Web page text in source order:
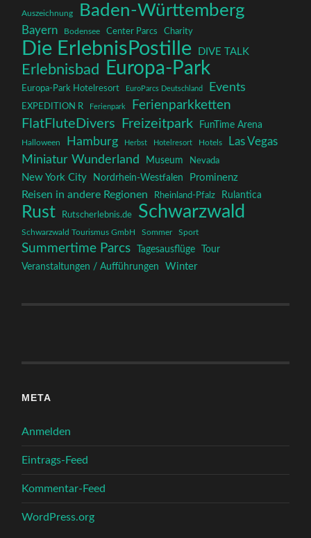
Auszeichnung Baden-Württemberg
Bayern Bodensee Center Parcs Charity
Die ErlebnisPostille DIVE TALK
Erlebnisbad Europa-Park
Europa-Park Hotelresort EuroParcs Deutschland Events
EXPEDITION R Ferienpark Ferienparkketten
FlatFluteDivers Freizeitpark FunTime Arena
Halloween Hamburg Herbst Hotelresort Hotels
Las Vegas
Miniatur Wunderland
Museum Nevada
New York City Nordrhein-Westfalen Prominenz
Reisen in andere Regionen Rheinland-Pfalz Rulantica
Rust Rutscherlebnis.de Schwarzwald
Schwarzwald Tourismus GmbH Sommer Sport
Summertime Parcs Tagesausflüge
Tour
Veranstaltungen / Aufführungen
Winter
META
Anmelden
Eintrags-Feed
Kommentar-Feed
WordPress.org